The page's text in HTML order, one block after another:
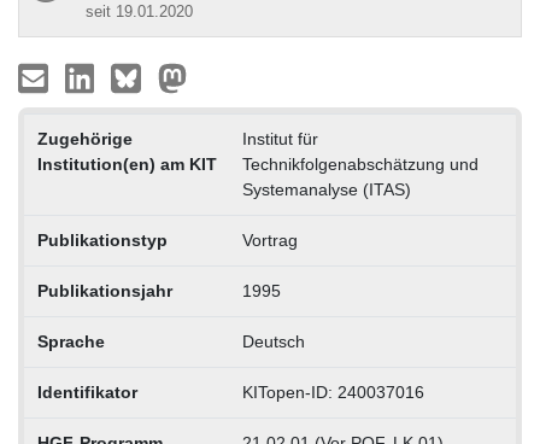
seit 19.01.2020
Zugehörige
Institution(en) am KIT
Institut für
Technikfolgenabschätzung und
Systemanalyse (ITAS)
Publikationstyp Vortrag
Publikationsjahr 1995
Sprache Deutsch
Identifikator KITopen-ID: 240037016